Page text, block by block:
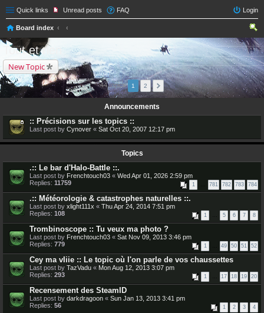
Quick links Unread posts FAQ Login
Board index
ear
ch
Tout et rien
New Topic
44 topics 1 2
Announcements
:: Précisions sur les topics ::
Last post by Cynover « Sat Oct 20, 2007 12:17 pm
Topics
.:: Le bar d'Halo-Battle ::.
Last post by Frenchtouch03 « Wed Apr 01, 2026 2:59 pm
Replies: 11759 1 781 782 783 784
.:: Météorologie & catastrophes naturelles ::.
Last post by xlight111x « Thu Apr 24, 2014 7:51 pm
Replies: 108 1 … 5 6 7 8
Trombinoscope :: Tu veux ma photo ?
Last post by Frenchtouch03 « Sat Nov 09, 2013 3:46 pm
Replies: 779 1 49 50 51 52
Cey ma vIiie :: Le topic où l'on parle de vos chaussettes
Last post by TazVadu « Mon Aug 12, 2013 3:07 pm
Replies: 293 1 … 17 18 19 20
Recensement des SteamID
Last post by darkdragoon « Sun Jan 13, 2013 3:41 pm
Replies: 56 1 2 3 4